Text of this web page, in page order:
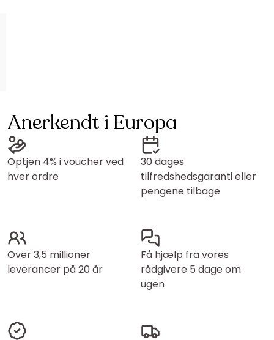
Anerkendt i Europa
Optjen 4% i voucher ved
hver ordre
30 dages
tilfredshedsgaranti eller
pengene tilbage
Over 3,5 millioner
leverancer på 20 år
Få hjælp fra vores
rådgivere 5 dage om
ugen